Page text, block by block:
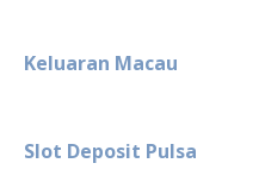
Keluaran Macau
Slot Deposit Pulsa